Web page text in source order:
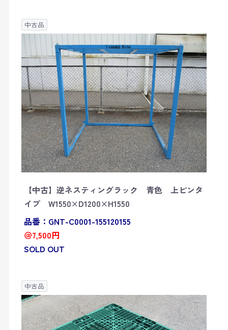
中古品
【中古】逆ネスティングラック 青色 上ピンタ
イプ W1550×D1200×H1550
品番：GNT-C0001-155120155
＠7,500円
SOLD OUT
中古品